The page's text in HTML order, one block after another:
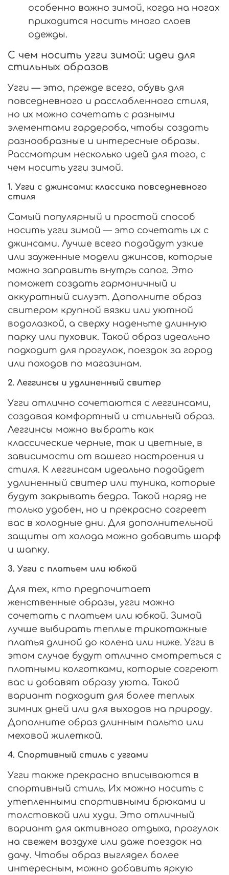
особенно важно зимой, когда на ногах
приходится носить много слоев
одежды.
С чем носить угги зимой: идеи для
стильных образов
Угги — это, прежде всего, обувь для
повседневного и расслабленного стиля,
но их можно сочетать с разными
элементами гардероба, чтобы создать
разнообразные и интересные образы.
Рассмотрим несколько идей для того, с
чем носить угги зимой.
1. Угги с джинсами: классика повседневного
стиля
Самый популярный и простой способ
носить угги зимой — это сочетать их с
джинсами. Лучше всего подойдут узкие
или зауженные модели джинсов, которые
можно заправить внутрь сапог. Это
поможет создать гармоничный и
аккуратный силуэт. Дополните образ
свитером крупной вязки или уютной
водолазкой, а сверху наденьте длинную
парку или пуховик. Такой образ идеально
подходит для прогулок, поездок за город
или походов по магазинам.
2. Леггинсы и удлиненный свитер
Угги отлично сочетаются с леггинсами,
создавая комфортный и стильный образ.
Леггинсы можно выбрать как
классические черные, так и цветные, в
зависимости от вашего настроения и
стиля. К леггинсам идеально подойдет
удлиненный свитер или туника, которые
будут закрывать бедра. Такой наряд не
только удобен, но и прекрасно согреет
вас в холодные дни. Для дополнительной
защиты от холода можно добавить шарф
и шапку.
3. Угги с платьем или юбкой
Для тех, кто предпочитает
женственные образы, угги можно
сочетать с платьем или юбкой. Зимой
лучше выбирать теплые трикотажные
платья длиной до колена или ниже. Угги в
этом случае будут отлично смотреться с
плотными колготками, которые согреют
вас и добавят образу уюта. Такой
вариант подходит для более теплых
зимних дней или для выходов на природу.
Дополните образ длинным пальто или
меховой жилеткой.
4. Спортивный стиль с уггами
Угги также прекрасно вписываются в
спортивный стиль. Их можно носить с
утепленными спортивными брюками и
толстовкой или худи. Это отличный
вариант для активного отдыха, прогулок
на свежем воздухе или даже поездок на
дачу. Чтобы образ выглядел более
интересным, можно добавить яркую